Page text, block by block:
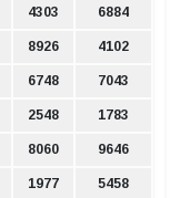
4303 6884
8926 4102
6748 7043
2548 1783
8060 9646
1977 5458